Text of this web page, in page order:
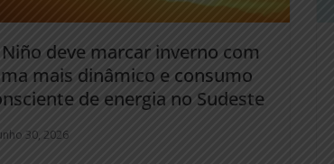
Niño deve marcar inverno com
mais dinâmico e consumo
de energia no Sudeste
30, 2026